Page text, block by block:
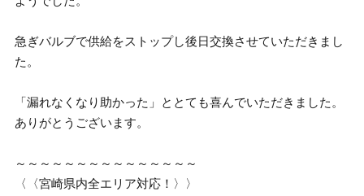
急ぎバルブで供給をストップし後日交換させていただきまし
た。
「漏れなくなり助かった」ととても喜んでいただきました。
ありがとうございます。
～～～～～～～～～～～～～～～
〈〈宮崎県内全エリア対応！〉〉